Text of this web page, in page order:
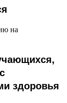
на
здоровья